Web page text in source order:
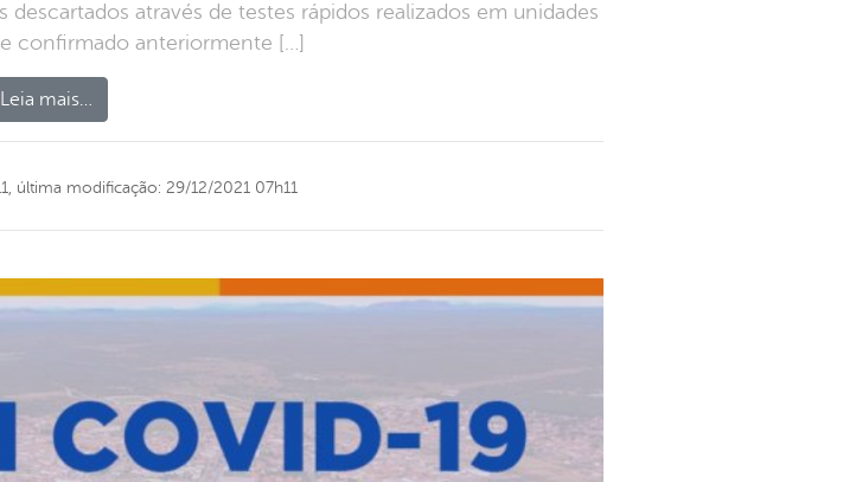
descartados através de testes rápidos realizados em unidades
confirmado anteriormente […]
Leia mais…
última modificação: 29/12/2021 07h11